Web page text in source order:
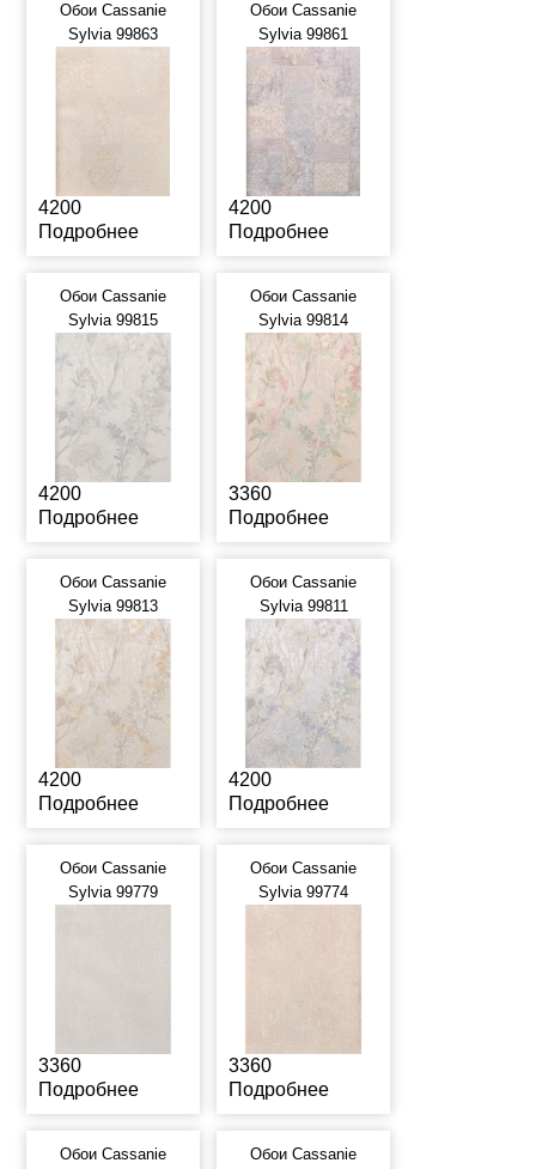
Обои Cassanie
Sylvia 99863
4200
Подробнее
Обои Cassanie
Sylvia 99861
4200
Подробнее
Обои Cassanie
Sylvia 99815
4200
Подробнее
Обои Cassanie
Sylvia 99814
3360
Подробнее
Обои Cassanie
Sylvia 99813
4200
Подробнее
Обои Cassanie
Sylvia 99811
4200
Подробнее
Обои Cassanie
Sylvia 99779
3360
Подробнее
Обои Cassanie
Sylvia 99774
3360
Подробнее
Обои Cassanie Обои Cassanie